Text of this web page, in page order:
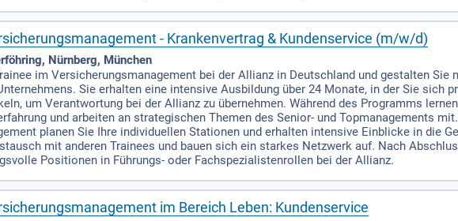
- Krankenvertrag & Kundenservice (m/w/d)
Nürnberg, München
im Versicherungsmanagement bei der Allianz in Deutschland und gestalten
Sie erhalten eine intensive Ausbildung über 24 Monate, in der Sie sich
um Verantwortung bei der Allianz zu übernehmen. Während des Programms
und arbeiten an strategischen Themen des Senior- und Topmanagements
planen Sie Ihre individuellen Stationen und erhalten intensive Einblicke in die
mit anderen Trainees und bauen sich ein starkes Netzwerk auf. Nach
Positionen in Führungs- oder Fachspezialistenrollen bei der Allianz.
im Bereich Leben: Kundenservice